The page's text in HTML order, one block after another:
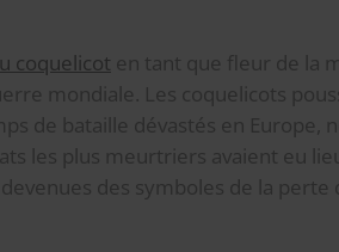
coquelicot en tant que fleur de la
mondiale. Les coquelicots
de bataille dévastés en Europe,
les plus meurtriers avaient eu
des symboles de la perte